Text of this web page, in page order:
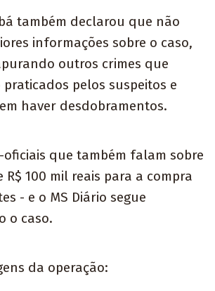
também declarou que não
informações sobre o caso,
outros crimes que
pelos suspeitos e
haver desdobramentos.
que também falam sobre
R$ 100 mil reais para a compra
- e o MS Diário segue
o caso.
da operação: